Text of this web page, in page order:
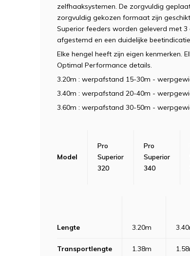
zelfhaaksystemen. De zorgvuldig
zorgvuldig gekozen formaat zijn
Superior feeders worden geleverd met
afgestemd en een duidelijke beetindicatie
Elke hengel heeft zijn eigen kenmerken.
Optimal Performance details.
3.20m : werpafstand 15-30m -
3.40m : werpafstand 20-40m -
3.60m : werpafstand 30-50m -
Model
Pro
Superior
320
Pro
Superior
340
Lengte 3.20m
Transportlengte 1.38m